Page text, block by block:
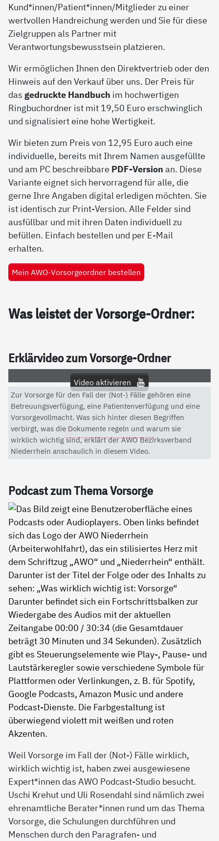
Kund*innen/Patient*innen/Mitglieder zu einer
wertvollen Handreichung werden und Sie für diese
Zielgruppen als Partner mit
Verantwortungsbewusstsein platzieren.
Wir ermöglichen Ihnen den Direktvertrieb oder den
Hinweis auf den Verkauf über uns. Der Preis für
das gedruckte Handbuch im hochwertigen
Ringbuchordner ist mit 19,50 Euro erschwinglich
und signalisiert eine hohe Wertigkeit.
Wir bieten zum Preis von 12,95 Euro auch eine
individuelle, bereits mit Ihrem Namen ausgefüllte
und am PC beschreibbare PDF-Version an. Diese
Variante eignet sich hervorragend für alle, die
gerne Ihre Angaben digital erledigen möchten. Sie
ist identisch zur Print-Version. Alle Felder sind
ausfüllbar und mit ihren Daten individuell zu
befüllen. Einfach bestellen und per E-Mail
erhalten.
Mein AWO-Vorsorgeordner bestellen
Was leis­tet der Vor­sor­ge-Ord­ner:
Er­klär­vi­deo zum Vor­sor­ge-Ord­ner
Video aktivieren
Mit dem Aktivieren des Videos akzeptieren Sie die
Datenschutzerklärung von YouTube.
Datenschutzerklärung
Zur Vorsorge für den Fall der (Not-) Fälle gehören eine
Betreuungsverfügung, eine Patientenverfügung und eine
Vorsorgevollmacht. Was sich hinter diesen Begriffen
verbirgt, was die Dokumente regeln und warum sie
wirklich wichtig sind, erklärt der AWO Bezirksverband
Niederrhein anschaulich in diesem Video.
Pod­cast zum The­ma Vor­sor­ge
Weil Vorsorge im Fall der (Not-) Fälle wirklich,
wirklich wichtig ist, haben zwei ausgewiesene
Expert*innen das AWO Podcast-Studio besucht.
Uschi Krehut und Uli Rosendahl sind nämlich zwei
ehrenamtliche Berater*innen rund um das Thema
Vorsorge, die Schulungen durchführen und
Menschen durch den Paragrafen- und